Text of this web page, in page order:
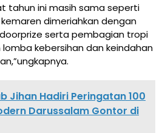
tahun ini masih sama seperti
dimeriahkan dengan
serta pembagian tropi
kebersihan dan keindahan
Jihan Hadiri Peringatan 100
Darussalam Gontor di